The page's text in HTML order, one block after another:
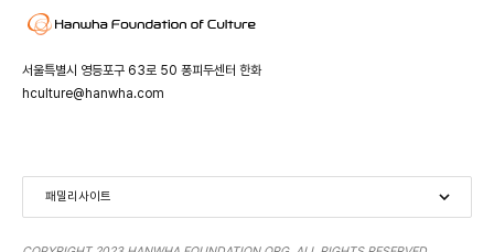
서울특별시 영등포구 63로 50 퐁피두센터 한화
hculture@hanwha.com
패밀리사이트
Centre Pompidou